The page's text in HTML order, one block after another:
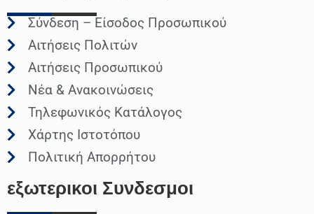
Σύνδεση – Είσοδος Προσωπικού
Αιτήσεις Πολιτών
Αιτήσεις Προσωπικού
Νέα & Ανακοινώσεις
Τηλεφωνικός Κατάλογος
Χάρτης Ιστοτόπου
Πολιτική Απορρήτου
εξωτερικοι Συνδεσμοι